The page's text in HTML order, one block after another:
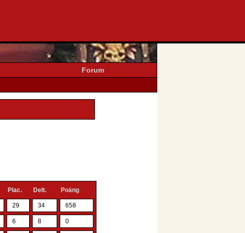
Forum
Plac. Delt. Poäng
29 34 658
6 8 0